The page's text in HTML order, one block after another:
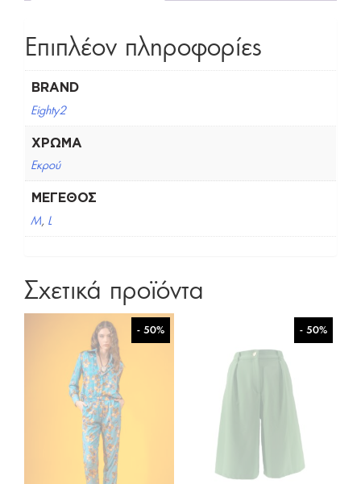
Επιπλέον πληροφορίες
BRAND
Eighty2
ΧΡΏΜΑ
Εκρού
ΜΈΓΕΘΟΣ
M, L
Σχετικά προϊόντα
- 50% - 50%